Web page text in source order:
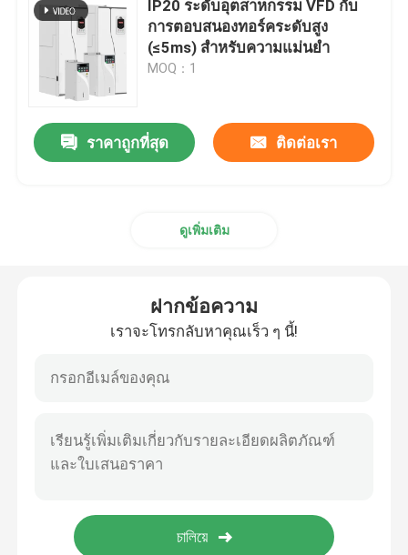
อินเวอร์เตอร์พลังงานแสงอาทิตย์แบบไฮบริด
IP20 ระดับอุตสาหกรรม VFD กับ
การตอบสนองทอร์คระดับสูง
(≤5ms) สําหรับความแม่นยํา
MOQ：1
ราคาถูกที่สุด ติดต่อเรา
ดูเพิ่มเติม
ฝากข้อความ
เราจะโทรกลับหาคุณเร็ว ๆ นี้!